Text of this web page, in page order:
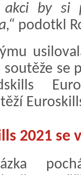
by si
podotkl
soutěže se
2021 se